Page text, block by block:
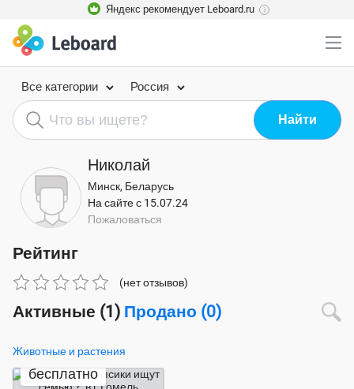
Яндекс рекомендует Leboard.ru i
Все категории Россия
Николай
Минск, Беларусь
На сайте с 15.07.24
Пожаловаться
Рейтинг
(нет отзывов)
Активные (1) Продано (0)
Животные и растения
бесплатно